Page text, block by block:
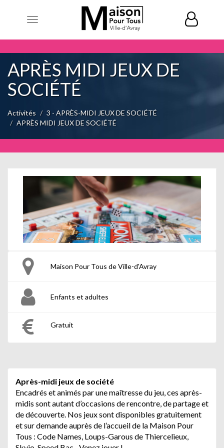
Toggle
APRÈS MIDI JEUX DE
SOCIÉTÉ
Activités
3 - APRÈS-MIDI JEUX DE SOCIÉTÉ
APRÈS MIDI JEUX DE SOCIÉTÉ
Maison Pour Tous de Ville-d'Avray
Enfants et adultes
Gratuit
Après-midi jeux de société
Encadrés et animés par une maîtresse du jeu, ces après-
midis sont autant d’occasions de rencontre, de partage et
de découverte. Nos jeux sont disponibles gratuitement
et sur demande auprès de l’accueil de la Maison Pour
Tous : Code Names, Loups-Garous de Thiercelieux,